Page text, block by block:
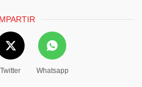
Twitter Whatsapp